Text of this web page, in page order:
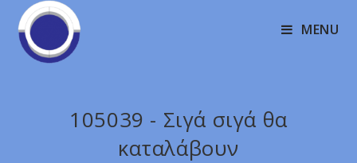
MENU
105039 - Σιγά σιγά θα
καταλάβουν